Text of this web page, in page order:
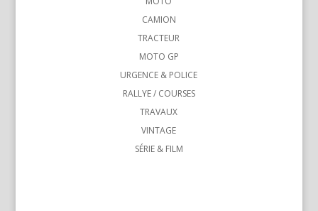
CAMION
TRACTEUR
MOTO GP
URGENCE & POLICE
RALLYE / COURSES
TRAVAUX
VINTAGE
SÉRIE & FILM